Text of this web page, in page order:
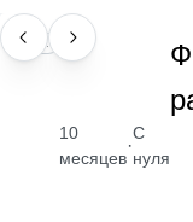
ПРОФЕССИЯ
10
месяцев
·
С
нуля